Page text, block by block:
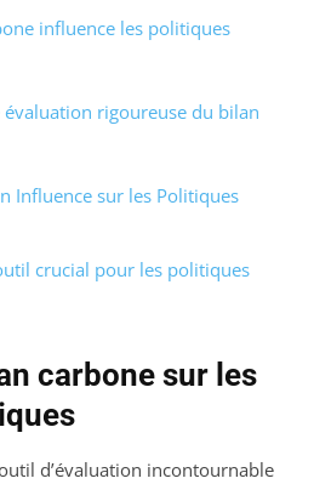
influence les politiques
évaluation rigoureuse du bilan
Influence sur les Politiques
crucial pour les politiques
carbone sur les
d’évaluation incontournable